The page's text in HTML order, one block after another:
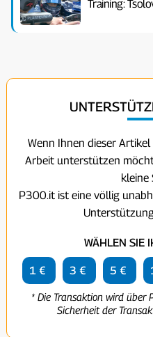
Training:
Wenn Ihnen dieser
Arbeit unterstützen
kleine
P300.it ist eine völlig
WÄHLEN SIE
1 € 3 € 5 €
* Die Transaktion wird über
Sicherheit der